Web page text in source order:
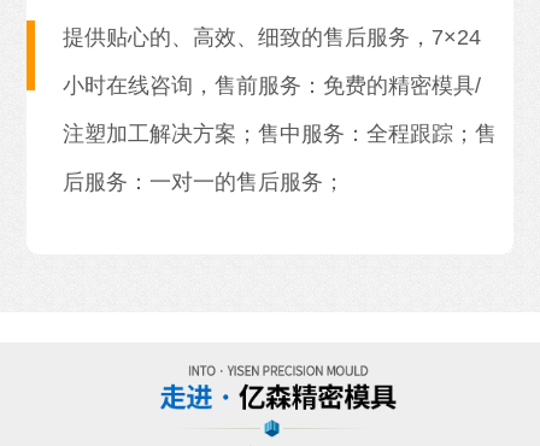
提供贴心的、高效、细致的售后服务，7×24
小时在线咨询，售前服务：免费的精密模具/
注塑加工解决方案；售中服务：全程跟踪；售
后服务：一对一的售后服务；